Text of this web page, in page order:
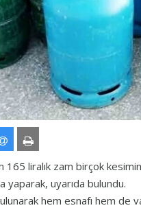
165 liralık zam birçok
yaparak, uyarıda bulundu.
hem esnafı hem de